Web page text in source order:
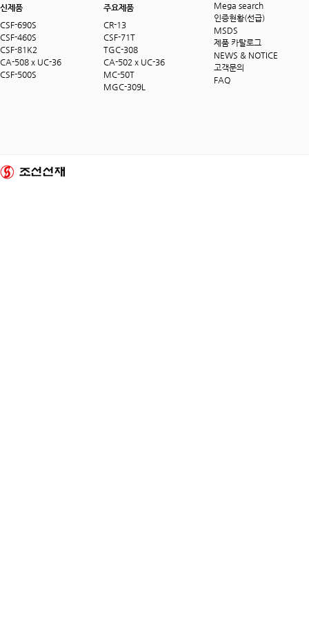
신제품
CSF-690S
CSF-460S
CSF-81K2
CA-508 x UC-36
CSF-500S
주요제품
CR-13
CSF-71T
TGC-308
CA-502 x UC-36
MC-50T
MGC-309L
Mega search
인증현황(선급)
MSDS
제품 카탈로그
NEWS & NOTICE
고객문의
FAQ